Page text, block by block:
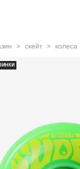
> скейт >